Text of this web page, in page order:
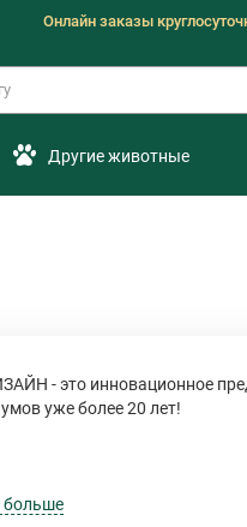
Онлайн заказы
Другие животные
- это инновационное
уже более 20 лет!
аквариумов и
больше